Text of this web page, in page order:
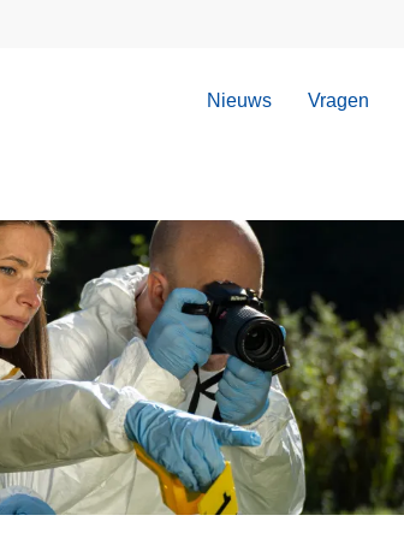
Nieuws Vragen